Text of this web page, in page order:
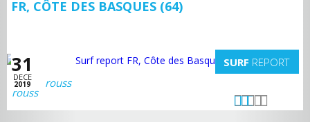
FR, CÔTE DES BASQUES (64)
31
DECE
2019
SURF REPORT
rouss